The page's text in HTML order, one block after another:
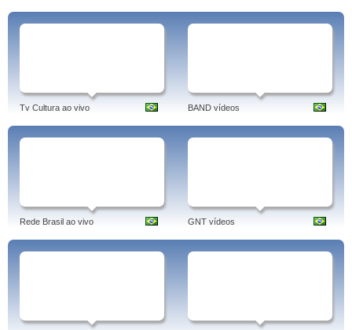
Tv Cultura ao vivo BAND vídeos
Rede Brasil ao vivo GNT vídeos